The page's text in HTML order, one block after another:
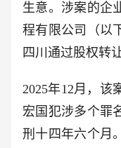
生意。涉案的企
程有限公司（以
四川通过股权转
2025年12月，该
宏国犯涉多个罪
刑十四年六个月